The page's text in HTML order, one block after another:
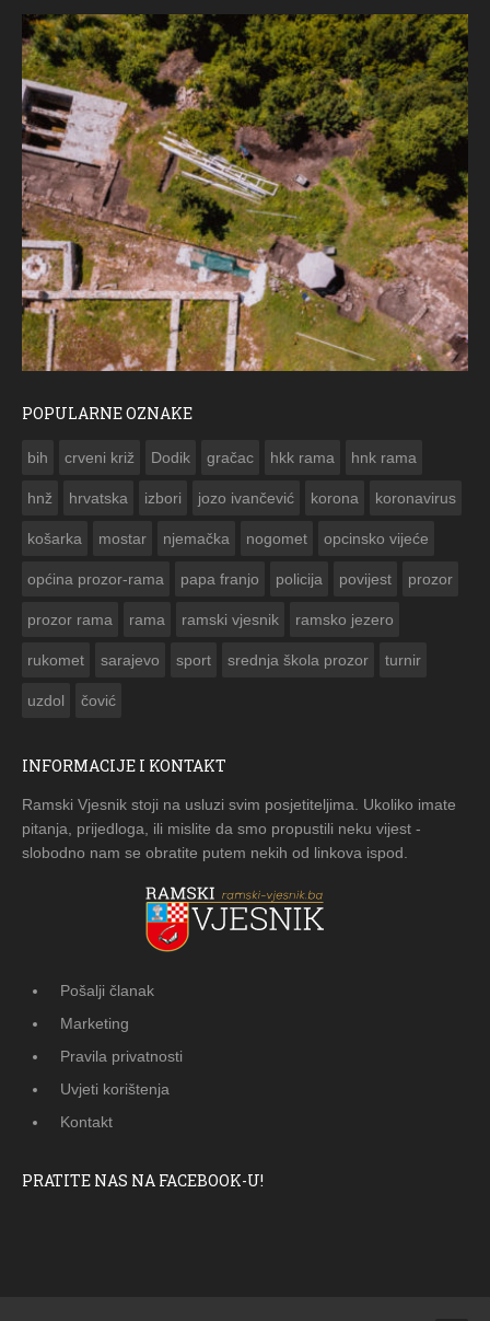
POPULARNE OZNAKE
bih crveni križ Dodik gračac hkk rama hnk rama
hnž hrvatska izbori jozo ivančević korona koronavirus
košarka mostar njemačka nogomet opcinsko vijeće
općina prozor-rama papa franjo policija povijest prozor
prozor rama rama ramski vjesnik ramsko jezero
rukomet sarajevo sport srednja škola prozor turnir
uzdol čović
INFORMACIJE I KONTAKT
Ramski Vjesnik stoji na usluzi svim posjetiteljima. Ukoliko imate
pitanja, prijedloga, ili mislite da smo propustili neku vijest -
slobodno nam se obratite putem nekih od linkova ispod.
Pošalji članak
Marketing
Pravila privatnosti
Uvjeti korištenja
Kontakt
PRATITE NAS NA FACEBOOK-U!